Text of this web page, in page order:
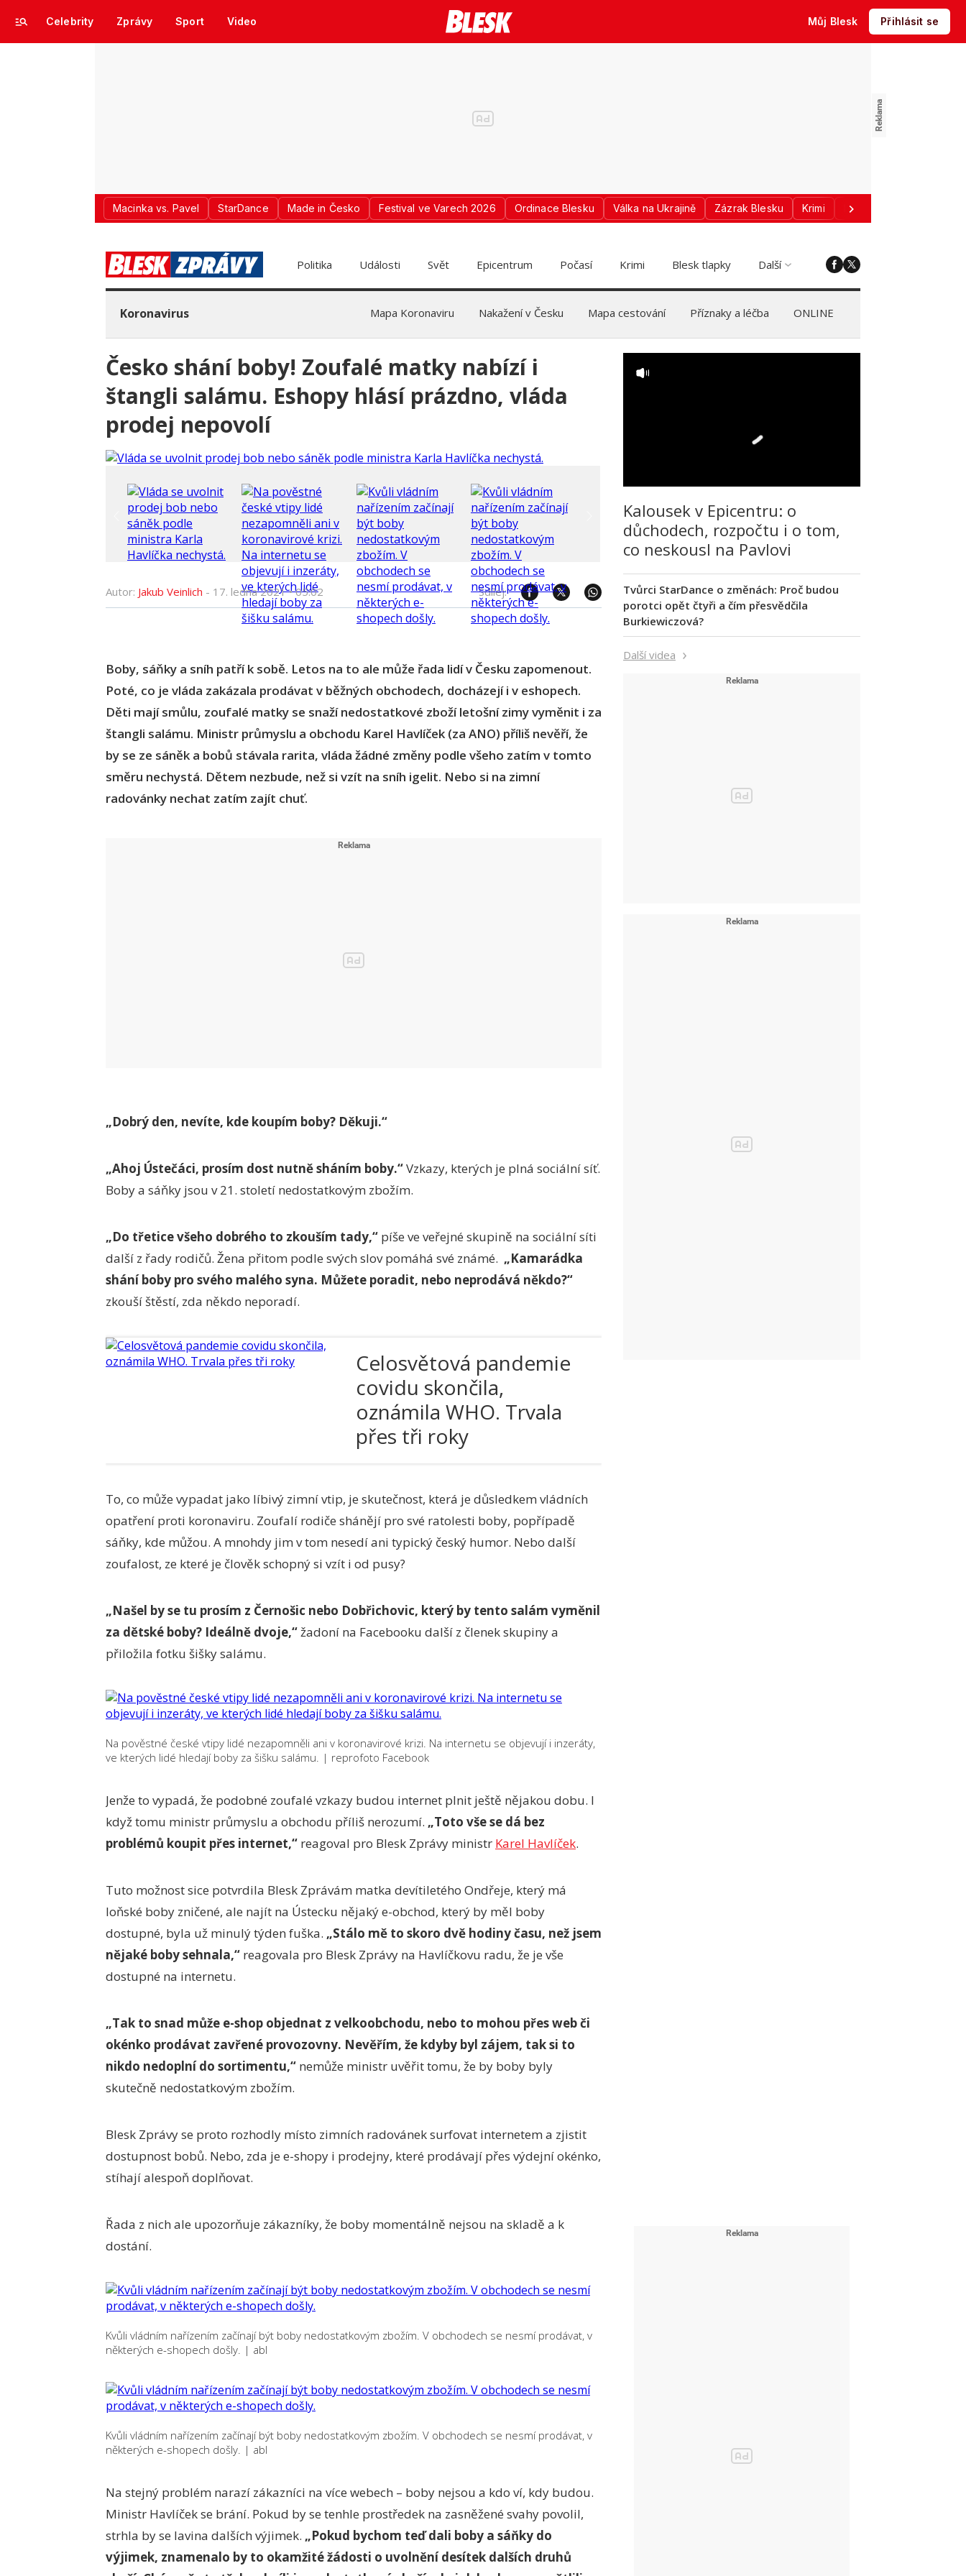
Celebrity Zprávy Sport Video Můj Blesk Přihlásit se
Macinka vs. Pavel StarDance Made in Česko Festival ve Varech 2026 Ordinace Blesku Válka na Ukrajině Zázrak Blesku Krimi Donald Trump
Politika Události Svět Epicentrum Počasí Krimi Blesk tlapky Další
Koronavirus Mapa Koronaviru Nakažení v Česku Mapa cestování Příznaky a léčba ONLINE
Česko shání boby! Zoufalé matky nabízí i
štangli salámu. Eshopy hlásí prázdno, vláda
prodej nepovolí
Autor: Jakub Veinlich - 17. ledna 2021•05:02 Sdílej:
Boby, sáňky a sníh patří k sobě. Letos na to ale může řada lidí v Česku zapomenout.
Poté, co je vláda zakázala prodávat v běžných obchodech, docházejí i v eshopech.
Děti mají smůlu, zoufalé matky se snaží nedostatkové zboží letošní zimy vyměnit i za
štangli salámu. Ministr průmyslu a obchodu Karel Havlíček (za ANO) příliš nevěří, že
by se ze sáněk a bobů stávala rarita, vláda žádné změny podle všeho zatím v tomto
směru nechystá. Dětem nezbude, než si vzít na sníh igelit. Nebo si na zimní
radovánky nechat zatím zajít chuť.
„Dobrý den, nevíte, kde koupím boby? Děkuji.“
„Ahoj Ústečáci, prosím dost nutně sháním boby.“Vzkazy, kterých je plná sociální síť.
Boby a sáňky jsou v 21. století nedostatkovým zbožím.
„Do třetice všeho dobrého to zkouším tady,“ píše ve veřejné skupině na sociální síti
další z řady rodičů. Žena přitom podle svých slov pomáhá své známé. „Kamarádka
shání boby pro svého malého syna. Můžete poradit, nebo neprodává někdo?“
zkouší štěstí, zda někdo neporadí.
Celosvětová pandemie
covidu skončila,
oznámila WHO. Trvala
přes tři roky
To, co může vypadat jako líbivý zimní vtip, je skutečnost, která je důsledkem vládních
opatření proti koronaviru. Zoufalí rodiče shánějí pro své ratolesti boby, popřípadě
sáňky, kde můžou. A mnohdy jim v tom nesedí ani typický český humor. Nebo další
zoufalost, ze které je člověk schopný si vzít i od pusy?
„Našel by se tu prosím z Černošic nebo Dobřichovic, který by tento salám vyměnil
za dětské boby? Ideálně dvoje,“žadoní na Facebooku další z členek skupiny a
přiložila fotku šišky salámu.
Na pověstné české vtipy lidé nezapomněli ani v koronavirové krizi. Na internetu se objevují i inzeráty,
ve kterých lidé hledají boby za šišku salámu. | reprofoto Facebook
Jenže to vypadá, že podobné zoufalé vzkazy budou internet plnit ještě nějakou dobu. I
když tomu ministr průmyslu a obchodu příliš nerozumí. „Toto vše se dá bez
problémů koupit přes internet,“ reagoval pro Blesk Zprávy ministr Karel Havlíček.
Tuto možnost sice potvrdila Blesk Zprávám matka devítiletého Ondřeje, který má
loňské boby zničené, ale najít na Ústecku nějaký e-obchod, který by měl boby
dostupné, byla už minulý týden fuška. „Stálo mě to skoro dvě hodiny času, než jsem
nějaké boby sehnala,“ reagovala pro Blesk Zprávy na Havlíčkovu radu, že je vše
dostupné na internetu.
„Tak to snad může e-shop objednat z velkoobchodu, nebo to mohou přes web či
okénko prodávat zavřené provozovny. Nevěřím, že kdyby byl zájem, tak si to
nikdo nedoplní do sortimentu,“ nemůže ministr uvěřit tomu, že by boby byly
skutečně nedostatkovým zbožím.
Blesk Zprávy se proto rozhodly místo zimních radovánek surfovat internetem a zjistit
dostupnost bobů. Nebo, zda je e-shopy i prodejny, které prodávají přes výdejní okénko,
stíhají alespoň doplňovat.
Řada z nich ale upozorňuje zákazníky, že boby momentálně nejsou na skladě a k
dostání.
Kvůli vládním nařízením začínají být boby nedostatkovým zbožím. V obchodech se nesmí prodávat, v
některých e-shopech došly. | abl
Kvůli vládním nařízením začínají být boby nedostatkovým zbožím. V obchodech se nesmí prodávat, v
některých e-shopech došly. | abl
Na stejný problém narazí zákazníci na více webech – boby nejsou a kdo ví, kdy budou.
Ministr Havlíček se brání. Pokud by se tenhle prostředek na zasněžené svahy povolil,
strhla by se lavina dalších výjimek. „Pokud bychom teď dali boby a sáňky do
výjimek, znamenalo by to okamžité žádosti o uvolnění desítek dalších druhů
Kalousek v Epicentru: o
důchodech, rozpočtu i o tom,
co neskousl na Pavlovi
Tvůrci StarDance o změnách: Proč budou
porotci opět čtyři a čím přesvědčila
Burkiewiczová?
Další videa